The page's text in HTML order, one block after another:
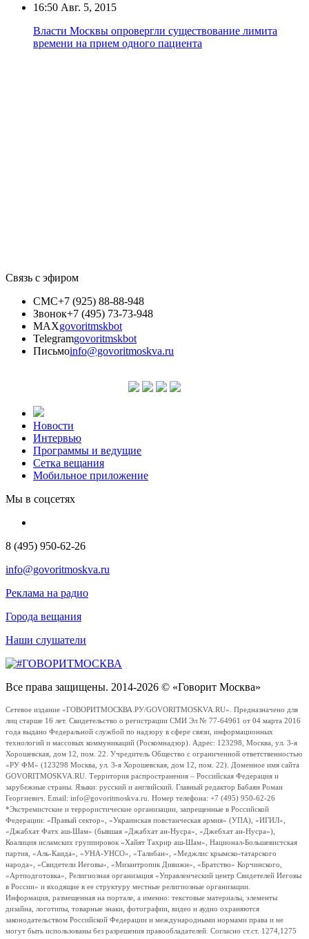
16:50 Авг. 5, 2015
Власти Москвы опровергли существование лимита
времени на прием одного пациента
Связь с эфиром
СМС+7 (925) 88-88-948
Звонок+7 (495) 73-73-948
MAXgovoritmskbot
Telegramgovoritmskbot
Письмоinfo@govoritmoskva.ru
Новости
Интервью
Программы и ведущие
Сетка вещания
Мобильное приложение
Мы в соцсетях
8 (495) 950-62-26
info@govoritmoskva.ru
Реклама на радио
Города вещания
Наши слушатели
Все права защищены. 2014-2026 © «Говорит Москва»
Сетевое издание «ГОВОРИТМОСКВА.РУ/GOVORITMOSKVA.RU». Предназначено для
лиц старше 16 лет. Свидетельство о регистрации СМИ Эл № 77-64961 от 04 марта 2016
года выдано Федеральной службой по надзору в сфере связи, информационных
технологий и массовых коммуникаций (Роскомнадзор). Адрес: 123298, Москва, ул. 3-я
Хорошевская, дом 12, пом. 22. Учредитель Общество с ограниченной ответственностью
«РУ ФМ» (123298 Москва, ул. 3-я Хорошевская, дом 12, пом. 22). Доменное имя сайта
GOVORITMOSKVA.RU. Территория распространения – Российская Федерация и
зарубежные страны. Языки: русский и английский. Главный редактор Бабаян Роман
Георгиевич. Email: info@govoritmoskva.ru. Номер телефона: +7 (495) 950-62-26
*Экстремистские и террористические организации, запрещенные в Российской
Федерации: «Правый сектор», «Украинская повстанческая армия» (УПА), «ИГИЛ»,
«Джабхат Фатх аш-Шам» (бывшая «Джабхат ан-Нусра», «Джебхат ан-Нусра»),
Коалиция исламских группировок «Хайят Тахрир аш-Шам», Национал-Большевистская
партия, «Аль-Каида», «УНА-УНСО», «Талибан», «Меджлис крымско-татарского
народа», «Свидетели Иеговы», «Мизантропик Дивижн», «Братство» Корчинского,
«Артподготовка», Религиозная организация «Управленческий центр Свидетелей Иеговы
в России» и входящие в ее структуру местные религиозные организации.
Информация, размещенная на портале, а именно: текстовые материалы, элементы
дизайна, логотипы, товарные знаки, фотографии, видео и аудио охраняются
законодательством Российской Федерации и международными нормами права и не
могут быть использованы без разрешения правообладателей. Согласно ст.ст. 1274,1275